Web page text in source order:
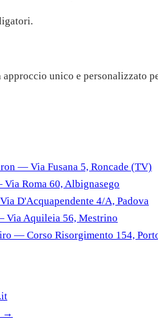
unico e personalizzato
— Via Fusana 5, Roncade (TV)
Roma 60, Albignasego
D'Acquapendente 4/A, Padova
Via Aquileia 56, Mestrino
— Corso Risorgimento 154,
→